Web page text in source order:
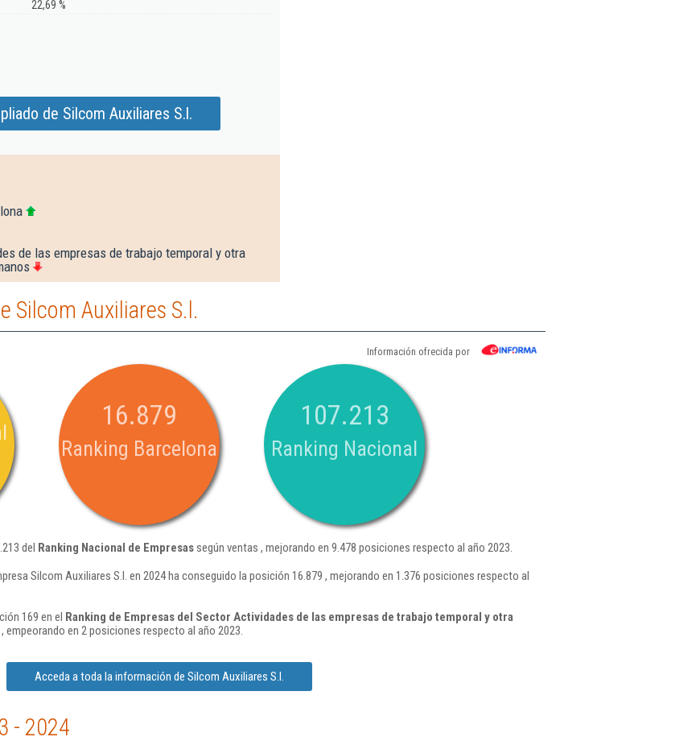
22,69 %
de Silcom Auxiliares S.l.
de las empresas de trabajo temporal y otra
Silcom Auxiliares S.l.
Información ofrecida por
16.879
Ranking Barcelona
107.213
Ranking Nacional
del Ranking Nacional de Empresassegún ventas , mejorando en 9.478 posiciones respecto al año 2023.
Silcom Auxiliares S.l. en 2024 ha conseguido la posición 16.879 , mejorando en 1.376 posiciones respecto al
169 en el Ranking de Empresas del Sector Actividades de las empresas de trabajo temporal y otra
empeorando en 2 posiciones respecto al año 2023.
Acceda a toda la información de Silcom Auxiliares S.l.
- 2024